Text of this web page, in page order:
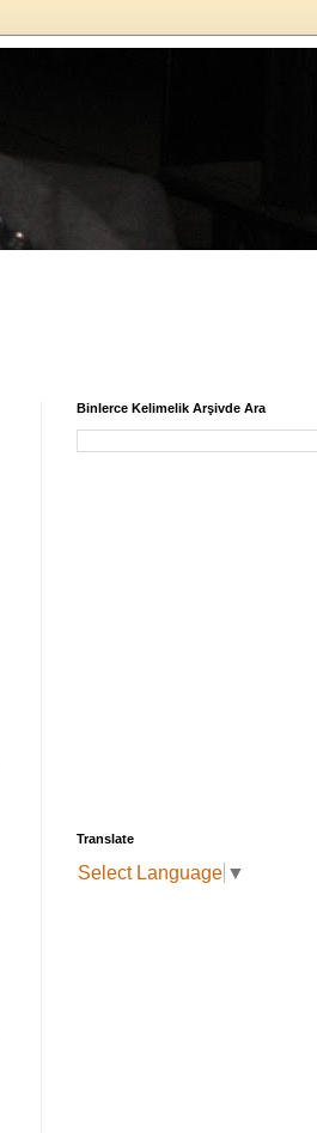
Binlerce Kelimelik Arşivde Ara
Translate
Select Language ▼